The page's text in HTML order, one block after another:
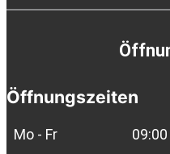
Öffnungszeiten
Mo - Fr